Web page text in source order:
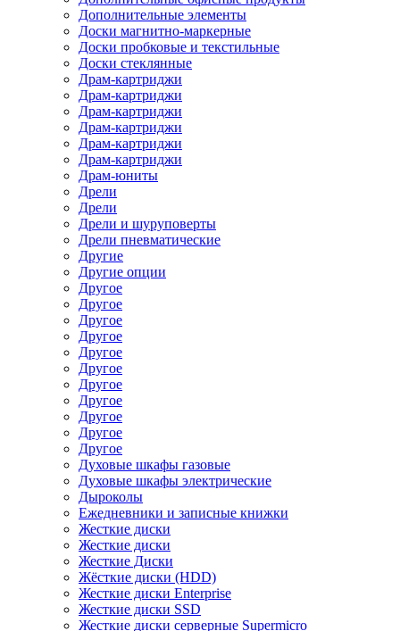
Дополнительные элементы
Доски магнитно-маркерные
Доски пробковые и текстильные
Доски стеклянные
Драм-картриджи
Драм-картриджи
Драм-картриджи
Драм-картриджи
Драм-картриджи
Драм-картриджи
Драм-юниты
Дрели
Дрели
Дрели и шуруповерты
Дрели пневматические
Другие
Другие опции
Другое
Другое
Другое
Другое
Другое
Другое
Другое
Другое
Другое
Другое
Другое
Духовые шкафы газовые
Духовые шкафы электрические
Дыроколы
Ежедневники и записные книжки
Жесткие диски
Жесткие диски
Жесткие Диски
Жёсткие диски (HDD)
Жесткие диски Enterprise
Жесткие диски SSD
Жесткие диски серверные Supermicro